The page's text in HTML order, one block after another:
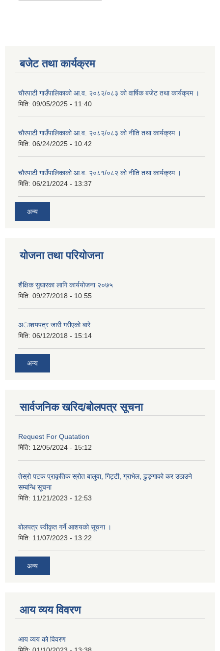
बजेट तथा कार्यक्रम
चौरपाटी गाउँपालिकाको आ.व. २०८२/०८३ को वार्षिक बजेट तथा कार्यक्रम ।
मिति: 09/05/2025 - 11:40
चौरपाटी गाउँपालिकाको आ.व. २०८२/०८३ को नीति तथा कार्यक्रम ।
मिति: 06/24/2025 - 10:42
चौरपाटी गाउँपालिकाको आ.व. २०८१/०८२ को नीति तथा कार्यक्रम ।
मिति: 06/21/2024 - 13:37
अन्य
योजना तथा परियोजना
शैक्षिक सुधारका लागि कार्ययोजना २०७५
मिति: 09/27/2018 - 10:55
अाशयपत्र जारी गरीएकाे बारे
मिति: 06/12/2018 - 15:14
अन्य
सार्वजनिक खरिद/बोलपत्र सूचना
Request For Quatation
मिति: 12/05/2024 - 15:12
तेस्रो पटक प्राकृतिक स्रोत बालुवा, गिट्टी, ग्राभेल, ढुङ्गाको कर उठाउने
सम्बन्धि सूचना
मिति: 11/21/2023 - 12:53
बोलपत्र स्वीकृत गर्ने आशयको सूचना ।
मिति: 11/07/2023 - 13:22
अन्य
आय व्यय विवरण
आय व्यय को विवरण